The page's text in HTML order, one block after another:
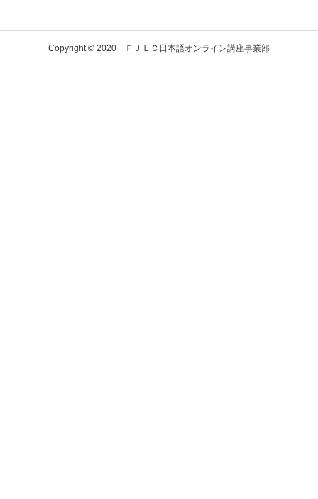
Copyright © 2020 ＦＪＬＣ日本語オンライン講座事業部